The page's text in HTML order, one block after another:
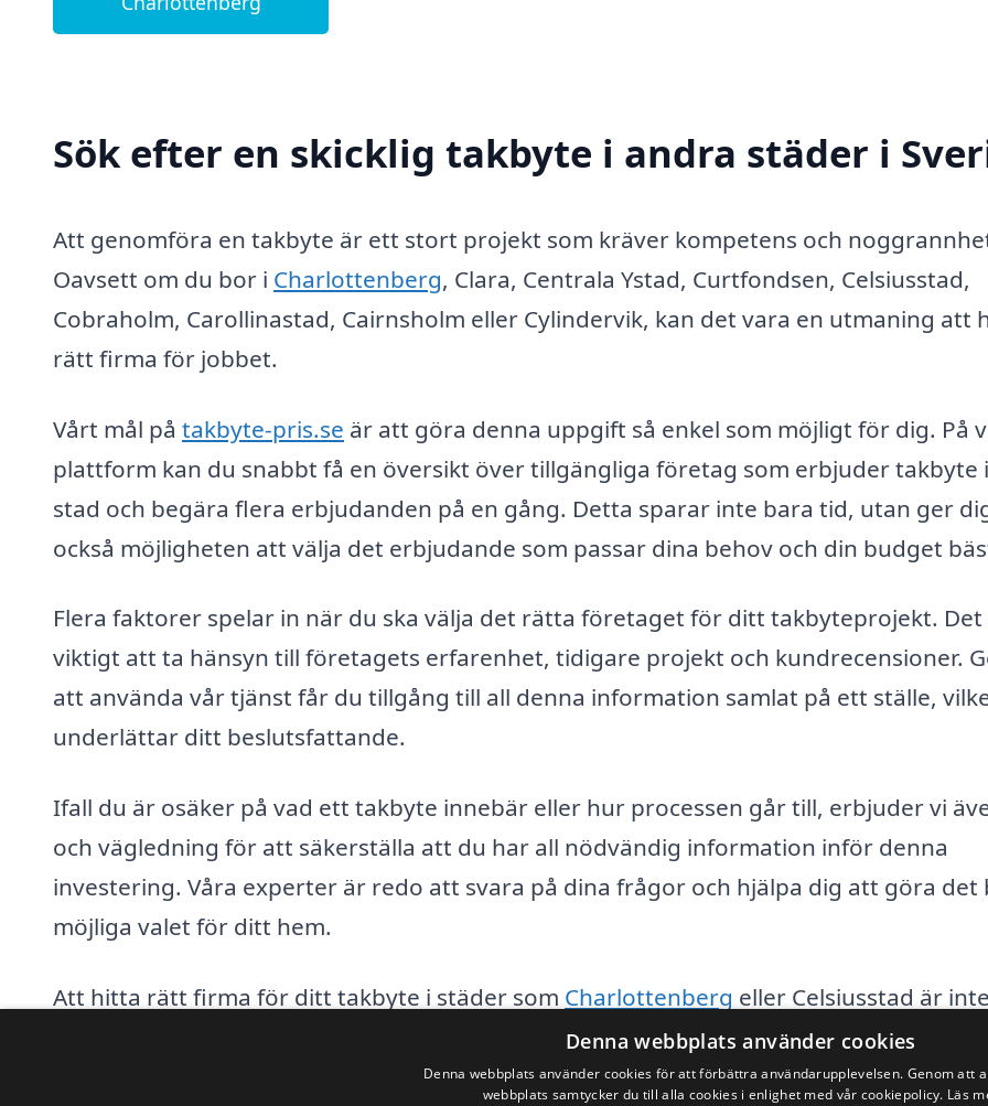
Sök efter en skicklig takbyte i andra städer i
Att genomföra en takbyte är ett stort projekt som kräver kompetens och
Oavsett om du bor i Charlottenberg, Clara, Centrala Ystad, Curtfondsen, Celsiusstad,
Cobraholm, Carollinastad, Cairnsholm eller Cylindervik, kan det vara en utmaning att
rätt firma för jobbet.
Vårt mål på takbyte-pris.se är att göra denna uppgift så enkel som möjligt för dig. På
plattform kan du snabbt få en översikt över tillgängliga företag som erbjuder takbyte
stad och begära flera erbjudanden på en gång. Detta sparar inte bara tid, utan ger
också möjligheten att välja det erbjudande som passar dina behov och din budget
Flera faktorer spelar in när du ska välja det rätta företaget för ditt takbyteprojekt. Det
viktigt att ta hänsyn till företagets erfarenhet, tidigare projekt och kundrecensioner.
att använda vår tjänst får du tillgång till all denna information samlat på ett ställe,
underlättar ditt beslutsfattande.
Ifall du är osäker på vad ett takbyte innebär eller hur processen går till, erbjuder vi
och vägledning för att säkerställa att du har all nödvändig information inför denna
investering. Våra experter är redo att svara på dina frågor och hjälpa dig att göra det
möjliga valet för ditt hem.
Att hitta rätt firma för ditt takbyte i städer som Charlottenberg eller Celsiusstad är inte
längre en besvärlig uppgift. Med vår plattform kan du känna dig trygg i din valprocess
vara säker på att du får den bästa servicen till rätt pris.
Denna webbplats använder cookies
Denna webbplats använder cookies för att förbättra användarupplevelsen. Genom att
webbplats samtycker du till alla cookies i enlighet med vår cookiepolicy. Läs